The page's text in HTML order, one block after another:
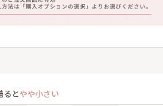
るとやや小さい